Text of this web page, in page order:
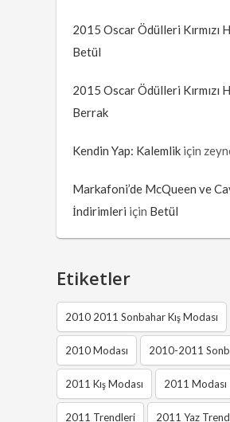
2015 Oscar Ödülleri Kırmızı
Betül
2015 Oscar Ödülleri Kırmızı
Berrak
Kendin Yap: Kalemlik için
Markafoni’de McQueen ve
İndirimleri için Betül
Etiketler
2010 2011 Sonbahar Kış Modası
2010 Modası 2010-2011
2011 Kış Modası 2011 Modası
2011 Trendleri 2011 Yaz